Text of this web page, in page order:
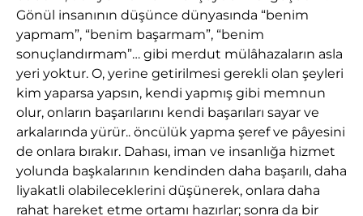
Gönül insanının düşünce dünyasında “benim
yapmam”, “benim başarmam”, “benim
sonuçlandırmam”… gibi merdut mülâhazaların asla
yeri yoktur. O, yerine getirilmesi gerekli olan şeyleri
kim yaparsa yapsın, kendi yapmış gibi memnun
olur, onların başarılarını kendi başarıları sayar ve
arkalarında yürür.. öncülük yapma şeref ve pâyesini
de onlara bırakır. Dahası, iman ve insanlığa hizmet
yolunda başkalarının kendinden daha başarılı, daha
liyakatli olabileceklerini düşünerek, onlara daha
rahat hareket etme ortamı hazırlar; sonra da bir